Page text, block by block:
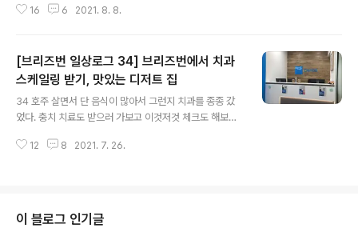
보니까 식어서 차게 먹는게 기본이 된건지 모르겠다. 피자
일 동안은 조심하는 주를 보냈다. 집에만 있으니까 더 활력
올림픽이 있어서... 열심히 보느라 블로그를 쓸 정신이 없었
다 ㅎㅎㅎㅎㅎ 락다운 기간에도 출근은 그대로 했으므로
월요일부터 금요일까지는 정말 집, 회사 이외에는 어디도
가지 못했다. 쇼핑도 삼가서 우버잇츠나 딜리버루 같은 배
견딜 수가 없어서 집 근처에 있는 카페를 갔다왔다. 카페에
16 6 2021. 8. 8.
[브리즈번 일상로그 34] 브리즈번에서 치과
스케일링 받기, 맛있는 디저트 집
34 호주 살면서 단 음식이 많아서 그런지 치과를 종종 갔
었다. 충치 치료도 받으러 가보고 이것저것 체크도 해보러
운영하는 치과를 갔었다. 검사해주고 치아 상태를 확인해
었다. 스케일링과 엑스레이 찍어서 확인하는 것 까지 총 4
0분 정도 소요되었고 아주 편하게 받을 수 있게 해주셨다.
12 8 2021. 7. 26.
이 블로그 인기글